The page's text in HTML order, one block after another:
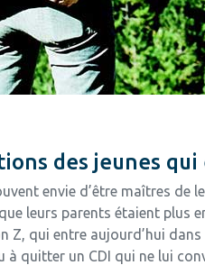
des jeunes
envie d’être maîtres
leurs parents étaient plus
Z, qui entre aujourd’hui
à quitter un CDI qui ne lui